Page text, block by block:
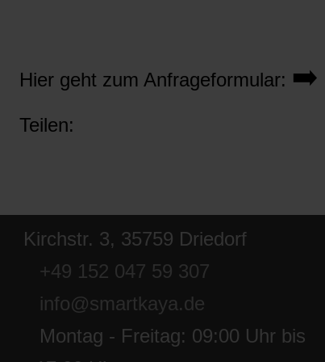
Hier geht zum Anfrageformular: ➡️
Teilen:
Kirchstr. 3, 35759 Driedorf
+49 152 047 59 307
info@smartkaya.de
Montag - Freitag: 09:00 Uhr bis